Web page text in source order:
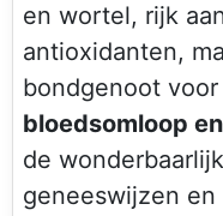
en wortel, rijk
antioxidanten,
bondgenoot voor
bloedsomloop
de
geneeswijzen